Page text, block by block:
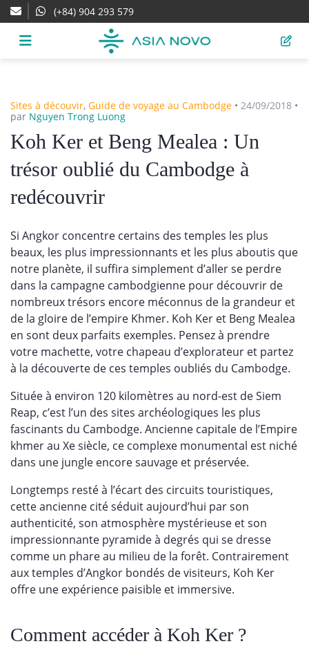
(+84) 904 293 579
Sites à découvir, Guide de voyage au Cambodge • 24/09/2018 •
par Nguyen Trong Luong
Koh Ker et Beng Mealea : Un
trésor oublié du Cambodge à
redécouvrir
Si Angkor concentre certains des temples les plus
beaux, les plus impressionnants et les plus aboutis que
notre planète, il suffira simplement d’aller se perdre
dans la campagne cambodgienne pour découvrir de
nombreux trésors encore méconnus de la grandeur et
de la gloire de l’empire Khmer. Koh Ker et Beng Mealea
en sont deux parfaits exemples. Pensez à prendre
votre machette, votre chapeau d’explorateur et partez
à la découverte de ces temples oubliés du Cambodge.
Située à environ 120 kilomètres au nord-est de Siem
Reap, c’est l’un des sites archéologiques les plus
fascinants du Cambodge. Ancienne capitale de l’Empire
khmer au Xe siècle, ce complexe monumental est niché
dans une jungle encore sauvage et préservée.
Longtemps resté à l’écart des circuits touristiques,
cette ancienne cité séduit aujourd’hui par son
authenticité, son atmosphère mystérieuse et son
impressionnante pyramide à degrés qui se dresse
comme un phare au milieu de la forêt. Contrairement
aux temples d’Angkor bondés de visiteurs, Koh Ker
offre une expérience paisible et immersive.
Comment accéder à Koh Ker ?